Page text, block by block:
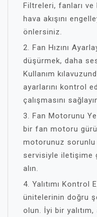
Filtreleri, fanları
hava akışını
önlersiniz.
2. Fan Hızını
düşürmek, daha
Kullanım
ayarlarını kontrol
çalışmasını
3. Fan Motorunu
bir fan motoru
motorunuz sorunlu
servisiyle iletişime
alın.
4. Yalıtımı Kontrol
ünitelerinin doğru
olun. İyi bir yalıtım,